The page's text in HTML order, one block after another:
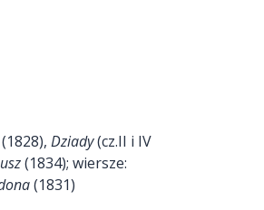
Dziady(cz.II i IV
(1834); wiersze:
(1831)